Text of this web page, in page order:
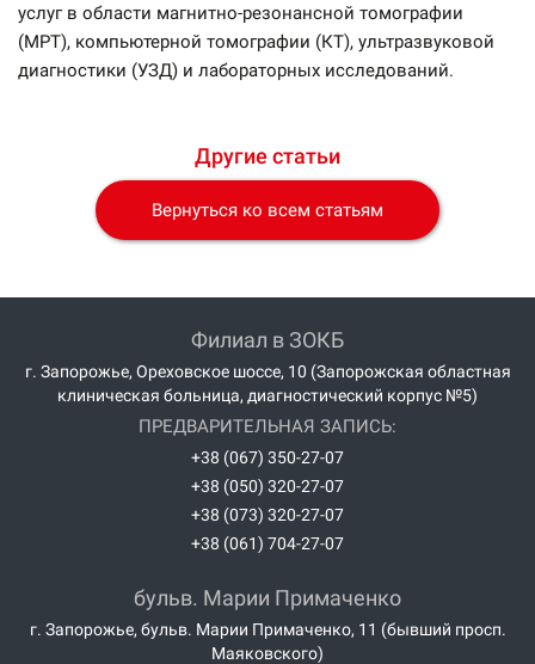
услуг в области магнитно-резонансной томографии
(MPT), компьютерной томографии (КТ), ультразвуковой
диагностики (УЗД) и лабораторных исследований.
Другие статьи
Вернуться ко всем статьям
Филиал в ЗОКБ
г. Запорожье, Ореховское шоссе, 10 (Запорожская областная
клиническая больница, диагностический корпус №5)
ПРЕДВАРИТЕЛЬНАЯ ЗАПИСЬ:
+38 (067) 350-27-07
+38 (050) 320-27-07
+38 (073) 320-27-07
+38 (061) 704-27-07
бульв. Марии Примаченко
г. Запорожье, бульв. Марии Примаченко, 11 (бывший просп.
Маяковского)